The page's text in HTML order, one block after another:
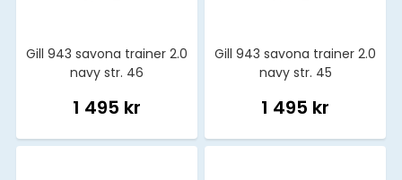
Gill 943 savona trainer 2.0
navy str. 46
1 495 kr
Gill 943 savona trainer 2.0
navy str. 45
1 495 kr